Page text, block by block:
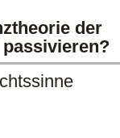
der